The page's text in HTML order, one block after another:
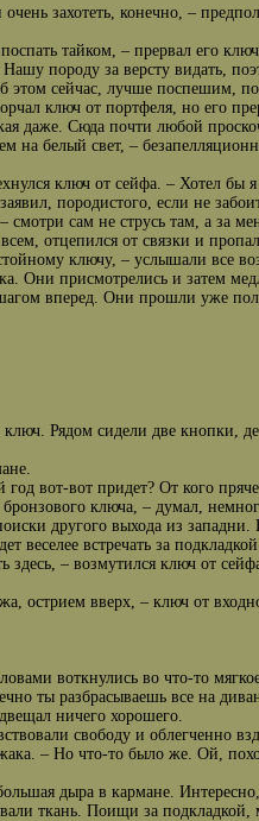
захотеть, конечно, –
тайком, – прервал его
породу за версту видать,
этом сейчас, лучше поспешим,
ключ от портфеля, но его
даже. Сюда почти любой
на белый свет, –
ключ от сейфа. – Хотел бы
породистого, если не
сам не струсь там, а за
отцепился от связки и
ключу, – услышали все
Они присмотрелись и затем
вперед. Они прошли уже
Рядом сидели две кнопки,
вот-вот придет? От кого
ключа, – думал,
другого выхода из
веселее встречать за
– возмутился ключ от
острием вверх, – ключ от
воткнулись во что-то
ты разбрасываешь все на
ничего хорошего.
свободу и облегченно
– Но что-то было же. Ой,
дыра в кармане.
ткань. Поищи за подкладкой,